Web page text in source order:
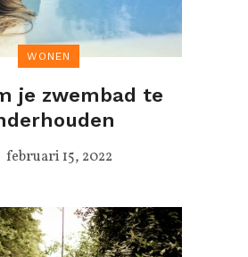
WONEN
je zwembad te
februari 15, 2022